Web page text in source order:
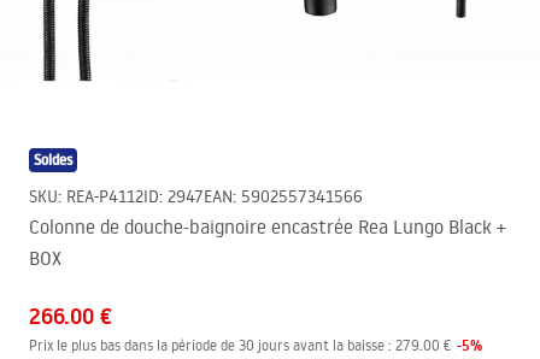
Soldes
SKU: REA-P4112ID: 2947EAN: 5902557341566
Colonne de douche-baignoire encastrée Rea Lungo Black +
BOX
266.00 €
Prix le plus bas dans la période de 30 jours avant la baisse : 279.00 € -5%